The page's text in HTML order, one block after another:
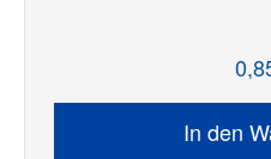
In den